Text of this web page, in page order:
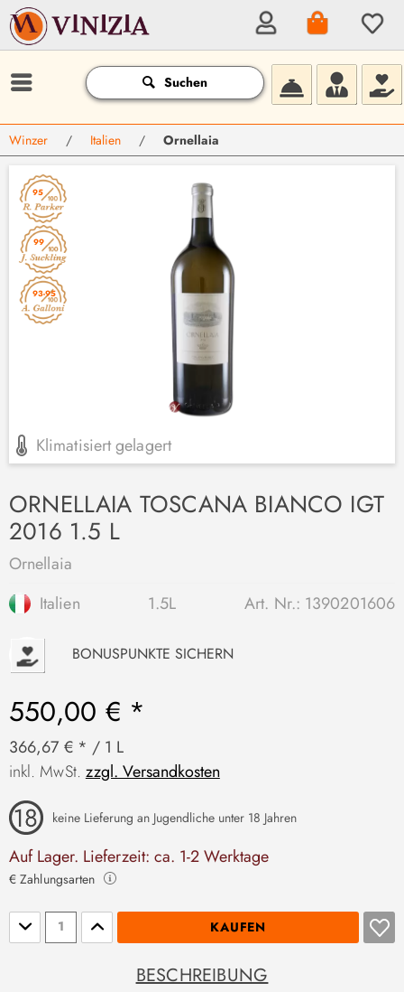
Suchen
Winzer / Italien / Ornellaia
95
99
93-95
Klimatisiert gelagert
ORNELLAIA TOSCANA BIANCO IGT
2016 1.5 L
Ornellaia
Italien
1.5L Art. Nr.: 1390201606
P BONUSPUNKTE SICHERN
550,00 € *
366,67 € * / 1 L
inkl. MwSt. zzgl. Versandkosten
keine Lieferung an Jugendliche unter 18 Jahren
Auf Lager. Lieferzeit: ca. 1-2 Werktage
€ Zahlungsarten
Stückzahl KAUFEN
BESCHREIBUNG